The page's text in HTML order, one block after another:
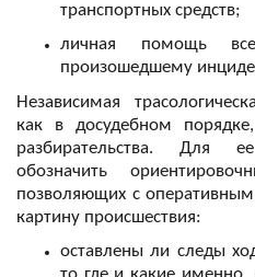
транспортных средств;
личная помощь
Независимая
как в досудебном
разбирательства. Для
обозначить
позволяющих с оперативным
картину происшествия:
оставлены ли следы